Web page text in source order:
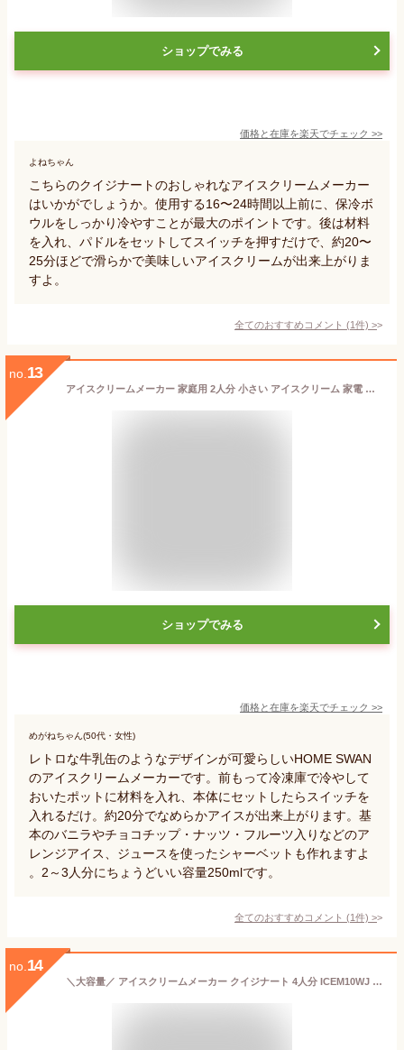
ショップでみる
価格と在庫を楽天でチェック >>
よねちゃん
こちらのクイジナートのおしゃれなアイスクリームメーカー
はいかがでしょうか。使用する16〜24時間以上前に、保冷ボ
ウルをしっかり冷やすことが最大のポイントです。後は材料
を入れ、パドルをセットしてスイッチを押すだけで、約20〜
25分ほどで滑らかで美味しいアイスクリームが出来上がりま
すよ。
全てのおすすめコメント (1件) >
no. 13
アイスクリームメーカー 家庭用 2人分 小さい アイスクリーム 家電 手作り 自家製 アイス 簡単 入れるだけ おしゃれ 調理家電 かわいい デザイン 誕生日 プレゼント 結婚祝い 出産祝い ギフト
ショップでみる
価格と在庫を楽天でチェック >>
めがねちゃん(50代・女性)
レトロな牛乳缶のようなデザインが可愛らしいHOME SWAN
のアイスクリームメーカーです。前もって冷凍庫で冷やして
おいたポットに材料を入れ、本体にセットしたらスイッチを
入れるだけ。約20分でなめらかアイスが出来上がります。基
本のバニラやチョコチップ・ナッツ・フルーツ入りなどのア
レンジアイス、ジュースを使ったシャーベットも作れますよ
。2～3人分にちょうどいい容量250mlです。
全てのおすすめコメント (1件) >
no. 14
＼大容量／ アイスクリームメーカー クイジナート 4人分 ICEM10WJ 正規品 自家製 バニラ ラムレーズン シャーベット ジェラート 手作りアイス アイスクリーム器 作り方 リッチミルク ヨーグルトアイス 低脂肪乳 豆乳 Cuisinart ICE-M10WJ ・